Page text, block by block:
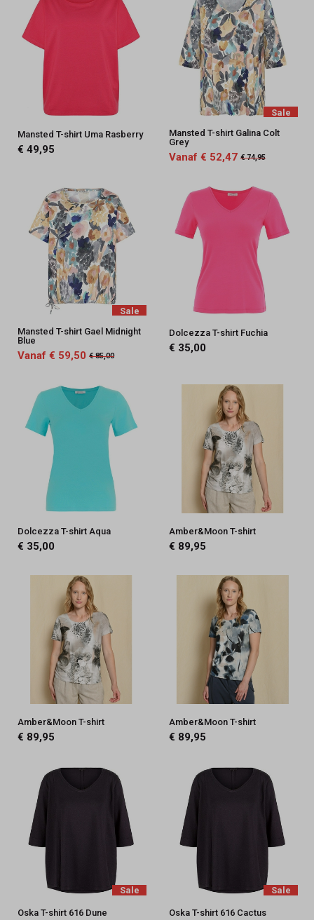
Mansted T-shirt Uma Rasberry
€ 49,95
Sale
Mansted T-shirt Galina Colt
Grey
Vanaf € 52,47 € 74,95
Sale
Mansted T-shirt Gael Midnight
Blue
Vanaf € 59,50 € 85,00
Dolcezza T-shirt Fuchia
€ 35,00
Dolcezza T-shirt Aqua
€ 35,00
Amber&Moon T-shirt
€ 89,95
Amber&Moon T-shirt
€ 89,95
Amber&Moon T-shirt
€ 89,95
Sale
Oska T-shirt 616 Dune
Sale
Oska T-shirt 616 Cactus